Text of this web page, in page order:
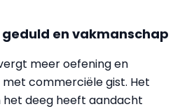
en vakmanschap
meer oefening en
commerciële gist. Het
het deeg heeft aandacht